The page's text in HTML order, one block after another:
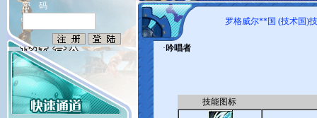
密 码
罗格威尔**国 (技术国)
· 吟唱者
技能图标